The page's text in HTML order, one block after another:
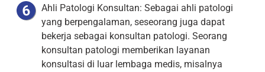
Ahli Patologi Konsultan: Sebagai ahli patologi
yang berpengalaman, seseorang juga dapat
bekerja sebagai konsultan patologi. Seorang
konsultan patologi memberikan layanan
konsultasi di luar lembaga medis, misalnya